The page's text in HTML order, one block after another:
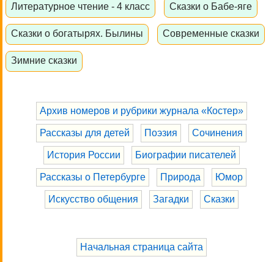
Литературное чтение - 4 класс Сказки о Бабе-яге
Сказки о богатырях. Былины Современные сказки
Зимние сказки
Архив номеров и рубрики журнала «Костер»
Рассказы для детей Поэзия Сочинения
История России Биографии писателей
Рассказы о Петербурге Природа Юмор
Искусство общения Загадки Сказки
Начальная страница сайта